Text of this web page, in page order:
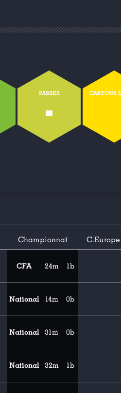
PASSES
-
CARTONS
Championnat C.Europe
CFA 24m 1b
National 14m 0b
National 31m 0b
National 32m 1b